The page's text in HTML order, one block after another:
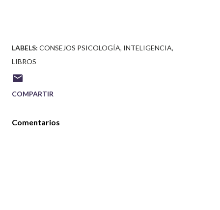
LABELS: CONSEJOS PSICOLOGÍA INTELIGENCIA
LIBROS
COMPARTIR
Comentarios